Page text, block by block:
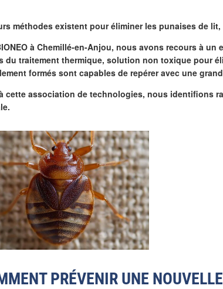
méthodes existent pour éliminer les punaises de
à Chemillé-en-Anjou, nous avons recours à
du traitement thermique, solution non toxique pour
formés sont capables de repérer avec une
cette association de technologies, nous identifions
PRÉVENIR UNE